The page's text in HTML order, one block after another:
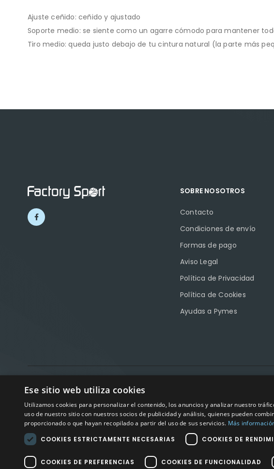
Ajuste ceñido: ceñido y ajustado
Soporte medio: se siente como un agarre cómodo para mantener
Tiro medio: queda justo debajo de tu cintura natural (la parte más
SOBRE NOSOTROS
Contacto
Condiciones de envío
Formas de pago
Aviso Legal
Política de Privacidad
Política de Cookies
Ayudas a Pymes
Ese sitio web utiliza cookies
Utilizamos cookies para personalizar el contenido, los anuncios y analizar nuestro
uso de nuestro sitio con nuestros socios de publicidad y análisis, quienes pueden
proporcionado o que hayan recopilado a partir del uso de sus servicios. Más
COOKIES ESTRICTAMENTE NECESARIAS
COOKIES DE
COOKIES DE PREFERENCIAS COOKIES DE FUNCIONALIDAD